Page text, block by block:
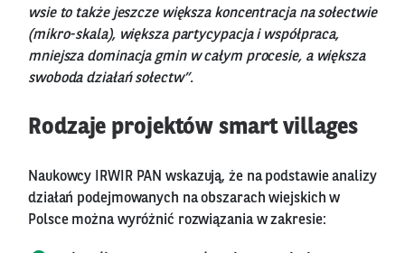
wsie to także jeszcze większa koncentracja na sołectwie
(mikro-skala), większa partycypacja i współpraca,
mniejsza dominacja gmin w całym procesie, a większa
swoboda działań sołectw”.
Rodzaje projektów smart villages
Naukowcy IRWIR PAN wskazują, że na podstawie analizy
działań podejmowanych na obszarach wiejskich w
Polsce można wyróżnić rozwiązania w zakresie: